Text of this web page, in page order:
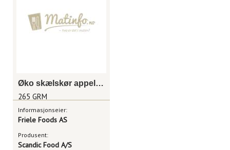
Øko skælskør appelsinmarmelade
265 GRM
Informasjonseier:
Friele Foods AS
Produsent:
Scandic Food A/S